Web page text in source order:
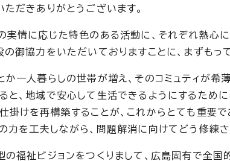
だきありがとうございます。
実情に応じた特色のある活動に、それぞれ熱心
御協力をいただいておりますことに、まずもっ
か一人暮らしの世帯が増え、そのコミュティが
と、地域で安心して生活できるようにするため
掛けを再構築することが、これからとても重要
力を工夫しながら、問題解消に向けてどう修練
福祉ビジョンをつくりまして、広島固有で全